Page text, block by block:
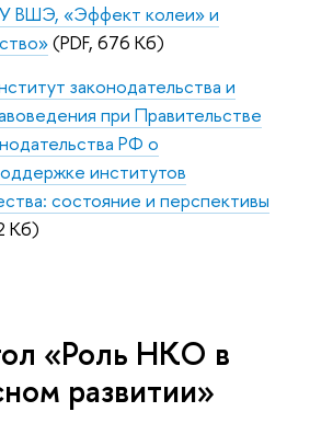
ВШЭ, «Эффект колеи» и
(PDF, 676 Кб)
законодательства и
при Правительстве
РФ о
институтов
состояние и перспективы
Кб)
«Роль НКО в
развитии»